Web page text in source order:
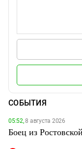
СОБЫТИЯ
05:52,8 августа 2026
Боец из